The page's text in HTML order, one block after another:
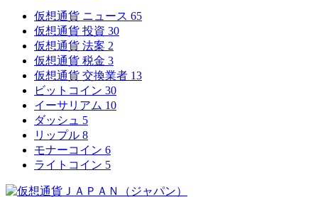
仮想通貨 ニュース 65
仮想通貨 投資 30
仮想通貨 法案 2
仮想通貨 税金 3
仮想通貨 交換業者 13
ビットコイン 30
イーサリアム 10
ダッシュ 5
リップル 8
モナーコイン 6
ライトコイン 5